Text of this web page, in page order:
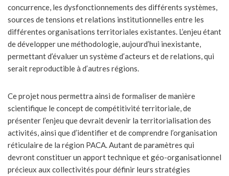
concurrence, les dysfonctionnements des différents systèmes,
sources de tensions et relations institutionnelles entre les
différentes organisations territoriales existantes. L’enjeu étant
de développer une méthodologie, aujourd’hui inexistante,
permettant d’évaluer un système d’acteurs et de relations, qui
serait reproductible à d’autres régions.
Ce projet nous permettra ainsi de formaliser de manière
scientifique le concept de compétitivité territoriale, de
présenter l’enjeu que devrait devenir la territorialisation des
activités, ainsi que d’identifier et de comprendre l’organisation
réticulaire de la région PACA. Autant de paramètres qui
devront constituer un apport technique et géo-organisationnel
précieux aux collectivités pour définir leurs stratégies